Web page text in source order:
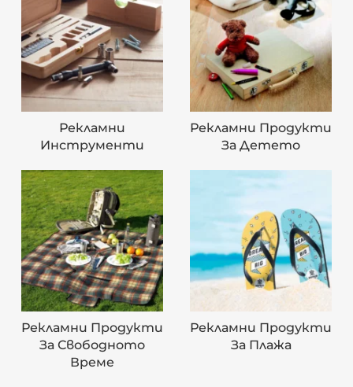
Рекламни
Инструменти
Рекламни Продукти
За Детето
Рекламни Продукти
За Свободното
Време
Рекламни Продукти
За Плажа